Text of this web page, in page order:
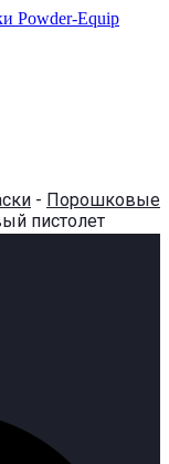
- Порошковые
пистолет